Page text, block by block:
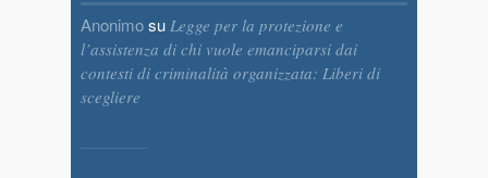
Anonimosu Legge per la protezione e
l’assistenza di chi vuole emanciparsi dai
contesti di criminalità organizzata: Liberi di
scegliere